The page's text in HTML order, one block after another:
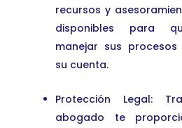
recursos y
disponibles para
manejar sus
su cuenta.
Protección Legal:
abogado te